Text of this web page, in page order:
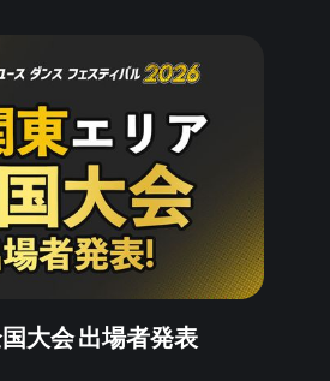
国大会 出場者発表